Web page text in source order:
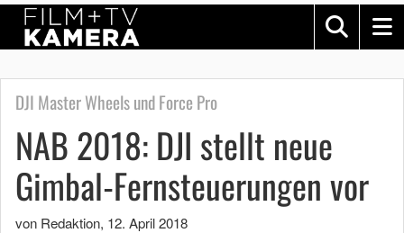
DJI Master Wheels und Force Pro
NAB 2018: DJI stellt neue
Gimbal-Fernsteuerungen vor
von Redaktion, 12. April 2018